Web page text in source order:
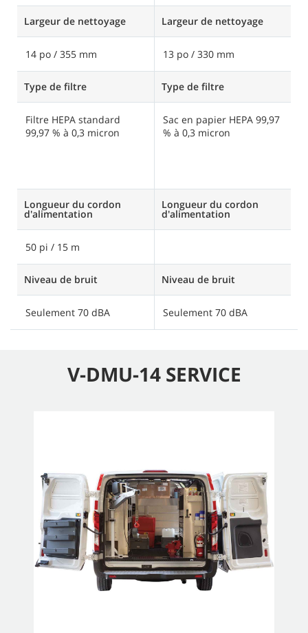
Largeur de nettoyage
14 po / 355 mm
Type de filtre
Filtre HEPA standard
99,97 % à 0,3 micron
Longueur du cordon
d'alimentation
50 pi / 15 m
Niveau de bruit
Seulement 70 dBA
Largeur de nettoyage
13 po / 330 mm
Type de filtre
Sac en papier HEPA 99,97
% à 0,3 micron
Longueur du cordon
d'alimentation
Niveau de bruit
Seulement 70 dBA
V-DMU-14 SERVICE